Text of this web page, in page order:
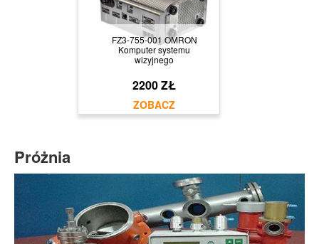
FZ3-755-001 OMRON
Komputer systemu
wizyjnego
2200 ZŁ
Próżnia